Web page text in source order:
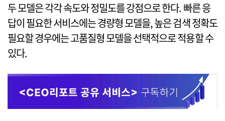
두 모델은 각각 속도와 정밀도를 강점으로 한다. 빠른 응
답이 필요한 서비스에는 경량형 모델을, 높은 검색 정확도
필요할 경우에는 고품질형 모델을 선택적으로 적용할 수
있다.